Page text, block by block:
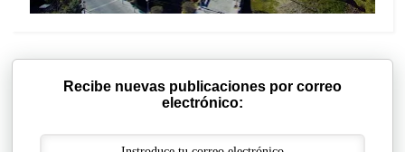
Recibe nuevas publicaciones por correo
electrónico: